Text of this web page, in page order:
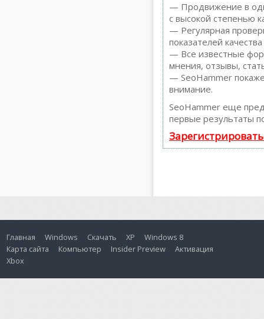
— Продвижение в
с высокой степенью
— Регулярная
показателей
— Все известные
мнения, отзывы,
— SeoHammer
внимание.
SeoHammer еще
первые результаты
Главная Windows Скачать XP
Windows 8
Карта сайта
Компьютер Insider Preview
Активация
Xbox